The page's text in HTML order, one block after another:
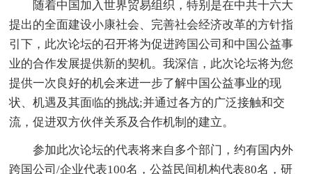
随着中国加入世界贸易组织，特别是在中共十六大
提出的全面建设小康社会、完善社会经济改革的方针指
引下，此次论坛的召开将为促进跨国公司和中国公益事
业的合作发展提供新的契机。我深信，此次论坛将为您
提供一次良好的机会来进一步了解中国公益事业的现
状、机遇及其面临的挑战;并通过各方的广泛接触和交
流，促进双方伙伴关系及合作机制的建立。
参加此次论坛的代表将来自多个部门，约有国内外
跨国公司/企业代表100名，公益民间机构代表80名，研